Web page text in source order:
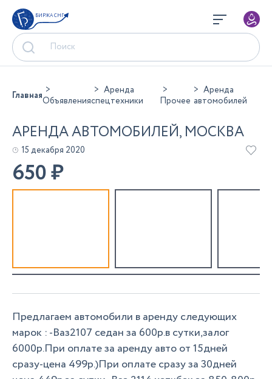
БИРЖА СНГ
ГлавнаяОбъявления
Аренда
спецтехники
Прочее
Аренда
автомобилей
АРЕНДА АВТОМОБИЛЕЙ, МОСКВА
15 декабря 2020
650₽
Предлагаем автомобили в аренду следующих
марок : -Ваз2107 седан за 600р.в сутки,залог
6000р.При оплате за аренду авто от 15дней
сразу-цена 499р.)При оплате сразу за 30дней